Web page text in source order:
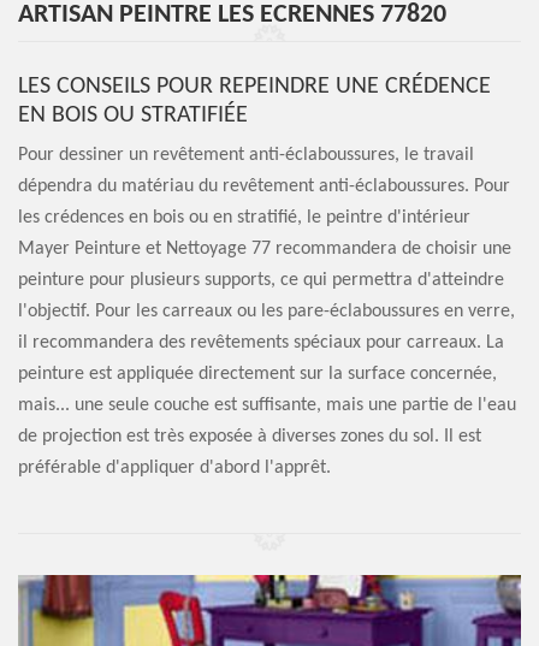
ARTISAN PEINTRE LES ECRENNES 77820
LES CONSEILS POUR REPEINDRE UNE CRÉDENCE
EN BOIS OU STRATIFIÉE
Pour dessiner un revêtement anti-éclaboussures, le travail
dépendra du matériau du revêtement anti-éclaboussures. Pour
les crédences en bois ou en stratifié, le peintre d'intérieur
Mayer Peinture et Nettoyage 77 recommandera de choisir une
peinture pour plusieurs supports, ce qui permettra d'atteindre
l'objectif. Pour les carreaux ou les pare-éclaboussures en verre,
il recommandera des revêtements spéciaux pour carreaux. La
peinture est appliquée directement sur la surface concernée,
mais... une seule couche est suffisante, mais une partie de l'eau
de projection est très exposée à diverses zones du sol. Il est
préférable d'appliquer d'abord l'apprêt.